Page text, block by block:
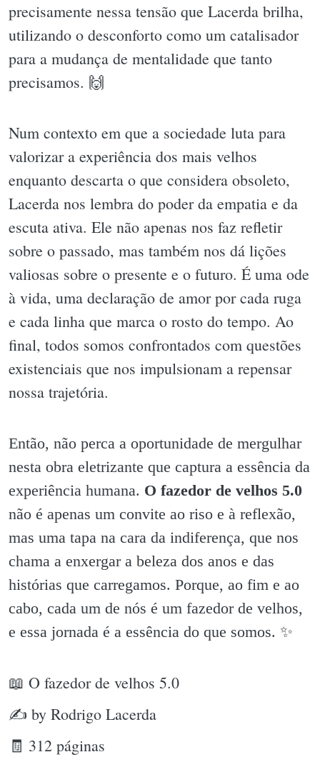
precisamente nessa tensão que Lacerda brilha,
utilizando o desconforto como um catalisador
para a mudança de mentalidade que tanto
precisamos. 🙌
Num contexto em que a sociedade luta para
valorizar a experiência dos mais velhos
enquanto descarta o que considera obsoleto,
Lacerda nos lembra do poder da empatia e da
escuta ativa. Ele não apenas nos faz refletir
sobre o passado, mas também nos dá lições
valiosas sobre o presente e o futuro. É uma ode
à vida, uma declaração de amor por cada ruga
e cada linha que marca o rosto do tempo. Ao
final, todos somos confrontados com questões
existenciais que nos impulsionam a repensar
nossa trajetória.
Então, não perca a oportunidade de mergulhar
nesta obra eletrizante que captura a essência da
experiência humana. O fazedor de velhos 5.0
não é apenas um convite ao riso e à reflexão,
mas uma tapa na cara da indiferença, que nos
chama a enxergar a beleza dos anos e das
histórias que carregamos. Porque, ao fim e ao
cabo, cada um de nós é um fazedor de velhos,
e essa jornada é a essência do que somos. ✨️
📖 O fazedor de velhos 5.0
✍ by Rodrigo Lacerda
🧾 312 páginas